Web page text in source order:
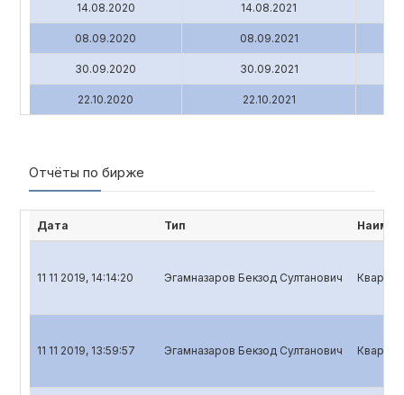
14.08.2020 14.08.2021
08.09.2020 08.09.2021
30.09.2020 30.09.2021
22.10.2020 22.10.2021
Отчёты по бирже
Дата Тип
11 11 2019, 14:14:20 Эгамназаров Бекзод Султанович
11 11 2019, 13:59:57 Эгамназаров Бекзод Султанович